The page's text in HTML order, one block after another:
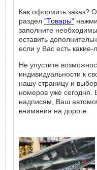
Как оформить заказ?
раздел "Товары"
заполните
оставить
если у Вас есть
Не упустите
индивидуальности к
нашу страницу и
номеров уже
надписям, Ваш
внимания на дороге